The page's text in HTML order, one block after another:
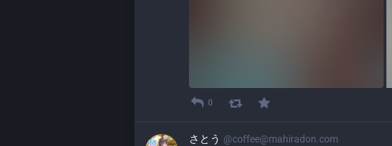
0
さとう @coffee@mahiradon.com